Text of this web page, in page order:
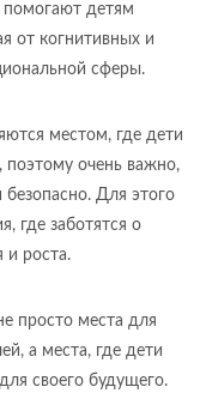
помогают детям
от когнитивных и
сферы.
местом, где дети
поэтому очень важно,
Для этого
где заботятся о
и роста.
просто места для
а места, где дети
своего будущего.